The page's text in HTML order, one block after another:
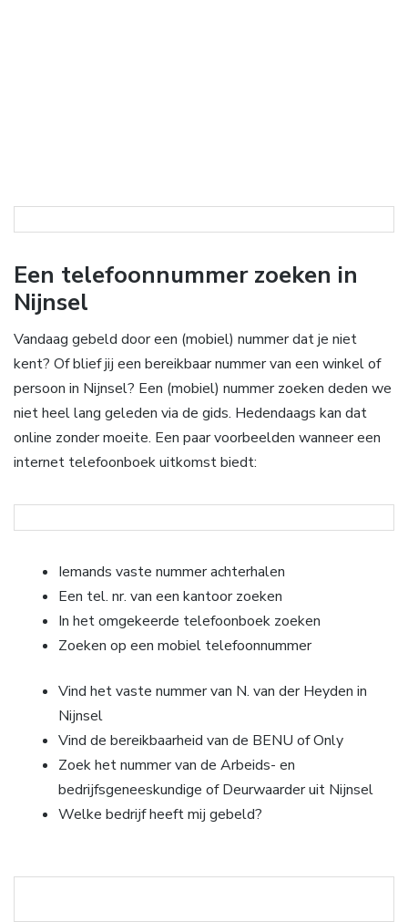
Een telefoonnummer zoeken in
Nijnsel
Vandaag gebeld door een (mobiel) nummer dat je niet
kent? Of blief jij een bereikbaar nummer van een winkel of
persoon in Nijnsel? Een (mobiel) nummer zoeken deden we
niet heel lang geleden via de gids. Hedendaags kan dat
online zonder moeite. Een paar voorbeelden wanneer een
internet telefoonboek uitkomst biedt:
Iemands vaste nummer achterhalen
Een tel. nr. van een kantoor zoeken
In het omgekeerde telefoonboek zoeken
Zoeken op een mobiel telefoonnummer
Vind het vaste nummer van N. van der Heyden in
Nijnsel
Vind de bereikbaarheid van de BENU of Only
Zoek het nummer van de Arbeids- en
bedrijfsgeneeskundige of Deurwaarder uit Nijnsel
Welke bedrijf heeft mij gebeld?